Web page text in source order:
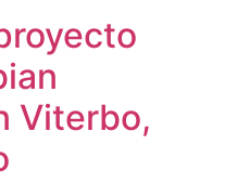
Viterbo,